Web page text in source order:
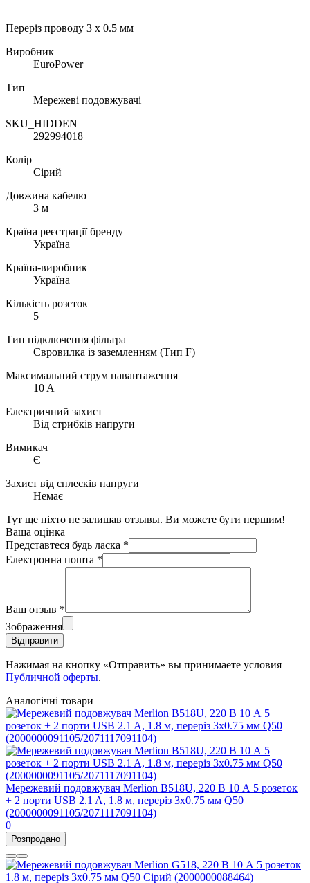
Переріз проводу 3 х 0.5 мм
Виробник
EuroPower
Тип
Мережеві подовжувачі
SKU_HIDDEN
292994018
Колір
Сірий
Довжина кабелю
3 м
Країна реєстрації бренду
Україна
Країна-виробник
Україна
Кількість розеток
5
Тип підключення фільтра
Євровилка із заземленням (Тип F)
Максимальний струм навантаження
10 A
Електричний захист
Від стрибків напруги
Вимикач
Є
Захист від сплесків напруги
Немає
Тут ще ніхто не залишав отзывы. Ви можете бути першим!
Ваша оцінка
Представтеся будь ласка *
Електронна пошта *
Ваш отзыв *
Зображення
Відправити
Нажимая на кнопку «Отправить» вы принимаете условия
Публичной оферты.
Аналогічні товари
Мережевий подовжувач Merlion B518U, 220 В 10 А 5 розеток
+ 2 порти USB 2.1 A, 1.8 м, переріз 3х0.75 мм Q50
(2000000091105/2071117091104)
0
Розпродано